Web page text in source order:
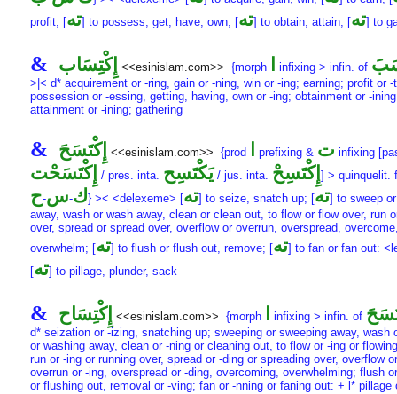
profit; [ته] to possess, get, have, own; [ته] to obtain, attain; [ته] to
& إِكْتِسَاب <<esinislam.com>> {morph infixing > infin. of
>|< d* acquirement or -ring, gain or -ning, win or -ing; earning; profit or -
possession or -essing, getting, having, own or -ing; obtainment or -
attainment or -ining; gathering
& إِكْتَسَحَ <<esinislam.com>> {prod prefixing & ت infixing
إِكْتَسَحْت / pres. inta. يَكْتَسِح / jus. inta. إِكْتَسِحْ ] > quinquelit.
ك-س-ح } >< <delexeme> [ته] to seize, snatch up; [ته] to sweep
away, wash or wash away, clean or clean out, to flow or flow over, run
over, spread or spread over, overflow or overrun, overspread,
overwhelm; [ته] to flush or flush out, remove; [ته] to fan or fan out:
[ته] to pillage, plunder, sack
& إِكْتِسَاح <<esinislam.com>> {morph infixing > infin. of
d* seization or -izing, snatching up; sweeping or sweeping away, wash
or washing away, clean or -ning or cleaning out, to flow or -ing or
run or -ing or running over, spread or -ding or spreading over, overflow
overrun or -ing, overspread or -ding, overcoming, overwhelming; flush
or flushing out, removal or -ving; fan or -nning or faning out: + l* pillage